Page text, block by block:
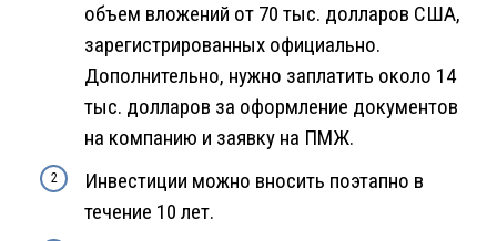
объем вложений от 70 тыс. долларов США,
зарегистрированных официально.
Дополнительно, нужно заплатить около 14
тыс. долларов за оформление документов
на компанию и заявку на ПМЖ.
Инвестиции можно вносить поэтапно в
течение 10 лет.